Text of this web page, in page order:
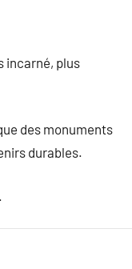
incarné, plus
des monuments
durables.